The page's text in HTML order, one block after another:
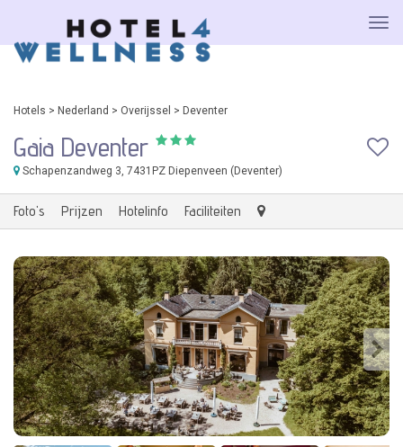
Hotels > Nederland > Overijssel > Deventer
Gaia Deventer
Schapenzandweg 3, 7431PZ Diepenveen (Deventer)
Foto's Prijzen Hotelinfo Faciliteiten